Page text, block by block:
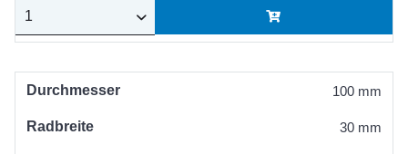
Durchmesser 100 mm
Radbreite 30 mm